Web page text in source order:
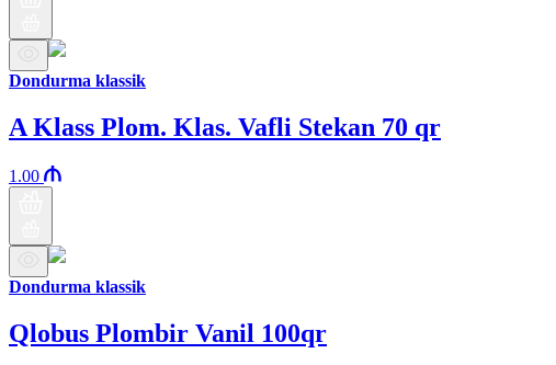
Dondurma klassik
A Klass Plom. Klas. Vafli Stekan 70 qr
1.00
Dondurma klassik
Qlobus Plombir Vanil 100qr